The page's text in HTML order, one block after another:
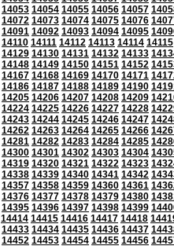
14053 14054 14055 14056 14057
14072 14073 14074 14075 14076
14091 14092 14093 14094 14095
14110 14111 14112 14113 14114 14115
14129 14130 14131 14132 14133
14148 14149 14150 14151 14152
14167 14168 14169 14170 14171
14186 14187 14188 14189 14190
14205 14206 14207 14208 14209
14224 14225 14226 14227 14228
14243 14244 14245 14246 14247
14262 14263 14264 14265 14266
14281 14282 14283 14284 14285
14300 14301 14302 14303 14304
14319 14320 14321 14322 14323
14338 14339 14340 14341 14342
14357 14358 14359 14360 14361
14376 14377 14378 14379 14380
14395 14396 14397 14398 14399
14414 14415 14416 14417 14418
14433 14434 14435 14436 14437
14452 14453 14454 14455 14456